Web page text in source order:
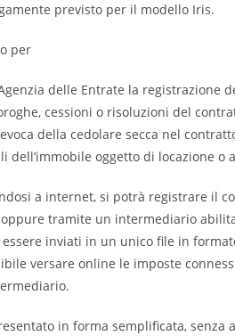
previsto per il modello Iris.
per
delle Entrate la
cessioni o risoluzioni del
della cedolare secca nel
dell’immobile oggetto di locazione o
a internet, si potrà registrare il
tramite un intermediario
inviati in un unico file in
versare online le imposte
in forma semplificata,